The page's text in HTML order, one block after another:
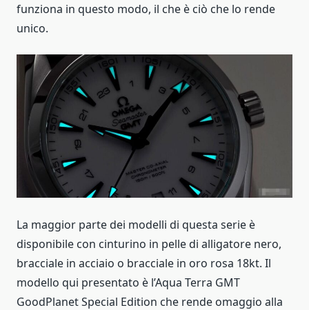
funziona in questo modo, il che è ciò che lo rende
unico.
La maggior parte dei modelli di questa serie è
disponibile con cinturino in pelle di alligatore nero,
bracciale in acciaio o bracciale in oro rosa 18kt. Il
modello qui presentato è l’Aqua Terra GMT
GoodPlanet Special Edition che rende omaggio alla